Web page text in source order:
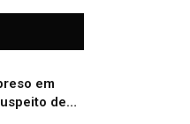
em
de
incêndios